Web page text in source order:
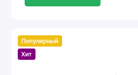
Популярный
Хит